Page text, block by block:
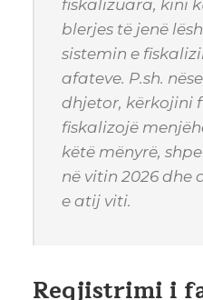
fiskalizuara, kini
blerjes të jenë
sistemin e
afateve. P.sh.
dhjetor, kërkojini
fiskalizojë
këtë mënyrë,
në vitin 2026 dhe
e atij viti.
Regjistrimi i